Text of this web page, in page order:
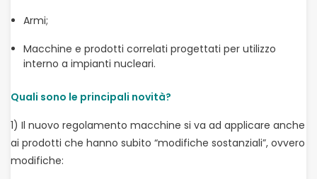
Armi;
Macchine e prodotti correlati progettati per utilizzo
interno a impianti nucleari.
Quali sono le principali novità?
1) Il nuovo regolamento macchine si va ad applicare anche
ai prodotti che hanno subito “modifiche sostanziali”, ovvero
modifiche: